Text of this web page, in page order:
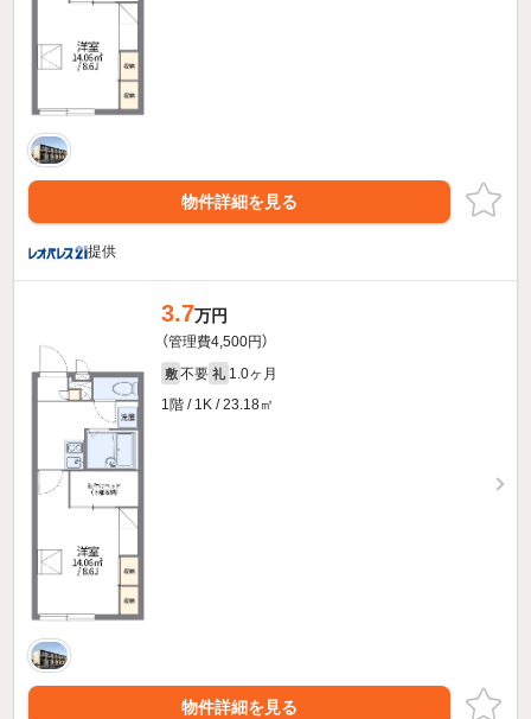
物件詳細を見る
提供
3.7万円
（管理費4,500円）
敷 不要 礼 1.0ヶ月
1階 / 1K / 23.18㎡
物件詳細を見る